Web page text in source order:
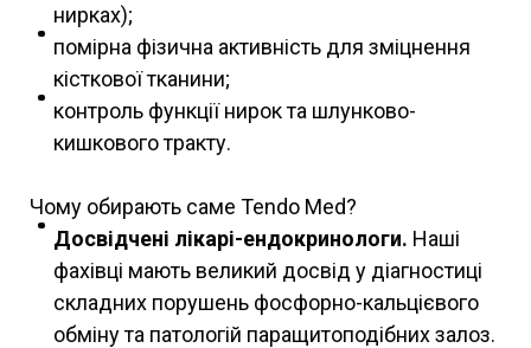
нирках);
помірна фізична активність для зміцнення
кісткової тканини;
контроль функції нирок та шлунково-
кишкового тракту.
Чому обирають саме Tendo Med?
Досвідчені лікарі-ендокринологи. Наші
фахівці мають великий досвід у діагностиці
складних порушень фосфорно-кальцієвого
обміну та патологій паращитоподібних залоз.